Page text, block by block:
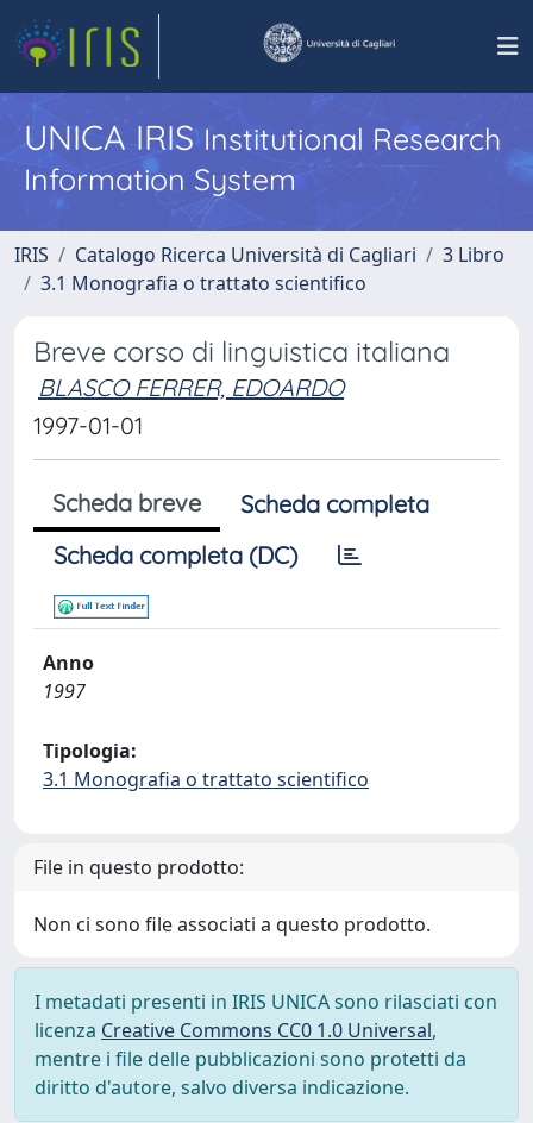
UNICA IRISInstitutional Research
Information System
IRIS Catalogo Ricerca Università di Cagliari
3 Libro
3.1 Monografia o trattato scientifico
Breve corso di linguistica italiana
BLASCO FERRER, EDOARDO
1997-01-01
Scheda breve
Scheda completa
Scheda completa (DC)
Anno
1997
Tipologia:
3.1 Monografia o trattato scientifico
File in questo prodotto:
Non ci sono file associati a questo prodotto.
I metadati presenti in IRIS UNICA sono rilasciati con
licenza Creative Commons CC0 1.0 Universal,
mentre i file delle pubblicazioni sono protetti da
diritto d'autore, salvo diversa indicazione.